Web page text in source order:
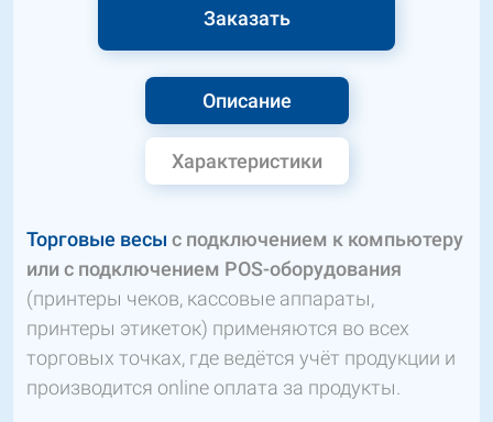
Описание
Характеристики
Заказать
Торговые весы с подключением к компьютеру
или с подключением POS-оборудования
(принтеры чеков, кассовые аппараты,
принтеры этикеток) применяются во всех
торговых точках, где ведётся учёт продукции и
производится online оплата за продукты.